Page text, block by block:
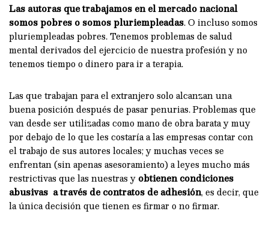
Las autoras que trabajamos en el mercado nacional
somos pobres o somos pluriempleadas. O incluso somos
pluriempleadas pobres. Tenemos problemas de salud
mental derivados del ejercicio de nuestra profesión y no
tenemos tiempo o dinero para ir a terapia.
Las que trabajan para el extranjero solo alcanzan una
buena posición después de pasar penurias. Problemas que
van desde ser utilizadas como mano de obra barata y muy
por debajo de lo que les costaría a las empresas contar con
el trabajo de sus autores locales; y muchas veces se
enfrentan (sin apenas asesoramiento) a leyes mucho más
restrictivas que las nuestras y obtienen condiciones
abusivas a través de contratos de adhesión, es decir, que
la única decisión que tienen es firmar o no firmar.